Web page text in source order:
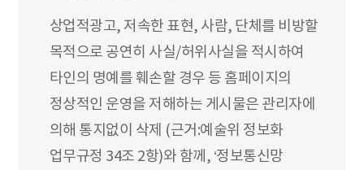
상업적광고, 저속한 표현, 사람, 단체를 비방할
목적으로 공연히 사실/허위사실을 적시하여
타인의 명예를 훼손할 경우 등 홈페이지의
정상적인 운영을 저해하는 게시물은 관리자에
의해 통지없이 삭제 (근거:예술위 정보화
업무규정 34조 2항)와 함께, ‘정보통신망